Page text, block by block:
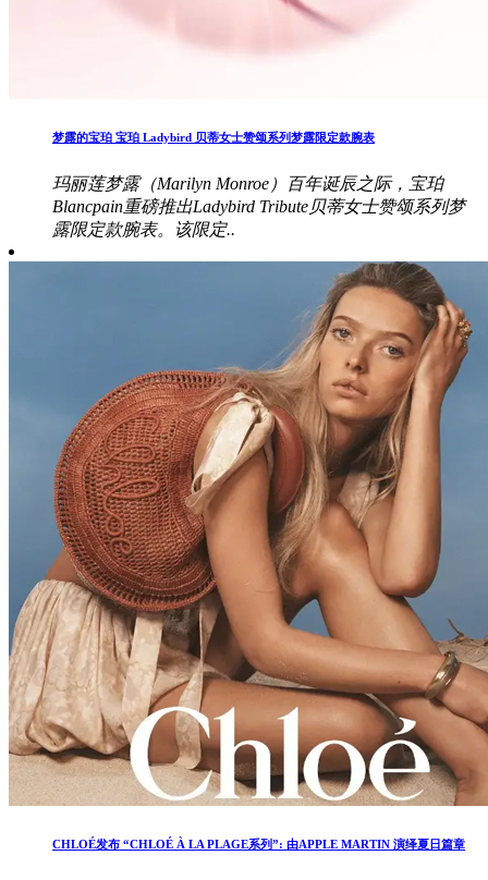
梦露的宝珀 宝珀 Ladybird 贝蒂女士赞颂系列梦露限定款腕表
玛丽莲梦露（Marilyn Monroe）百年诞辰之际，宝珀
Blancpain重磅推出Ladybird Tribute贝蒂女士赞颂系列梦
露限定款腕表。该限定..
CHLOÉ发布 “CHLOÉ À LA PLAGE系列”: 由APPLE MARTIN 演绎夏日篇章